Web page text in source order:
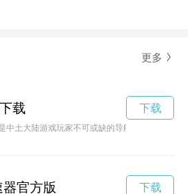
更多
载
中土大陆游戏玩家不可或缺的导航站，为广大
下载
官方版 下载